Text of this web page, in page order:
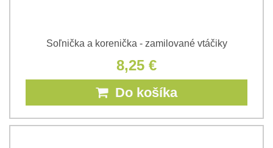
Soľnička a korenička - zamilované vtáčiky
8,25 €
Do košíka